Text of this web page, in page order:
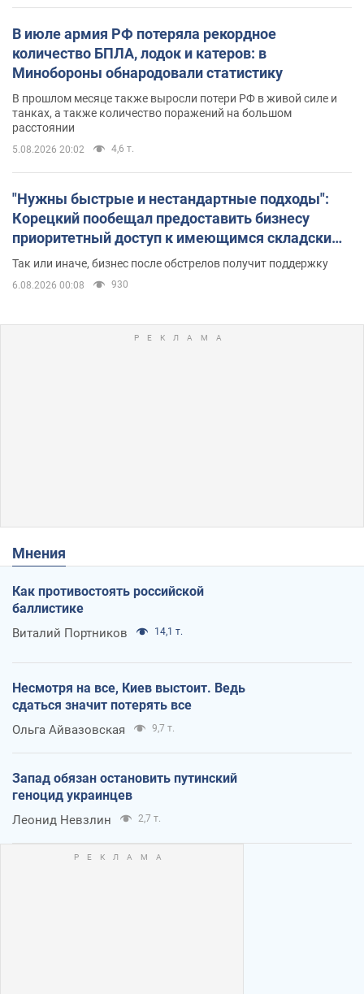
В июле армия РФ потеряла рекордное
количество БПЛА, лодок и катеров: в
Минобороны обнародовали статистику
В прошлом месяце также выросли потери РФ в живой силе и
танках, а также количество поражений на большом
расстоянии
5.08.2026 20:02 4,6 т.
"Нужны быстрые и нестандартные подходы":
Корецкий пообещал предоставить бизнесу
приоритетный доступ к имеющимся складским
помещениям
Так или иначе, бизнес после обстрелов получит поддержку
6.08.2026 00:08 930
Мнения
Как противостоять российской
баллистике
Виталий Портников 14,1 т.
Несмотря на все, Киев выстоит. Ведь
сдаться значит потерять все
Ольга Айвазовская 9,7 т.
Запад обязан остановить путинский
геноцид украинцев
Леонид Невзлин 2,7 т.